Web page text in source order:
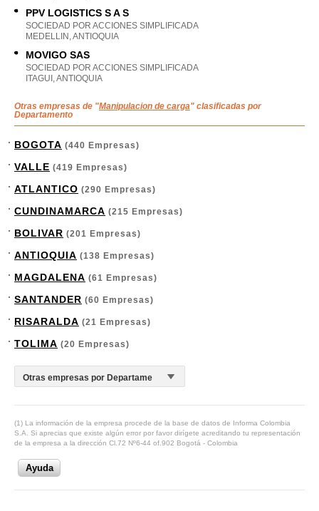
PPV LOGISTICS S A S
SOCIEDAD POR ACCIONES SIMPLIFICADA
MEDELLIN, ANTIOQUIA
MOVIGO SAS
SOCIEDAD POR ACCIONES SIMPLIFICADA
ITAGUI, ANTIOQUIA
Otras empresas de "Manipulacion de carga" clasificadas por
Departamento
BOGOTA (440 Empresas)
VALLE (419 Empresas)
ATLANTICO (290 Empresas)
CUNDINAMARCA (215 Empresas)
BOLIVAR (201 Empresas)
ANTIOQUIA (138 Empresas)
MAGDALENA (61 Empresas)
SANTANDER (60 Empresas)
RISARALDA (21 Empresas)
TOLIMA (20 Empresas)
(1) La información de la empresa procede de la base de datos de Informa Colombia
S.A. Si aprecias que existe algún error por favor dirígete acreditando tu representación
de la empresa a la dirección Cl.72 Nº6-44 of.902 Bogotá - Colombia
Ayuda